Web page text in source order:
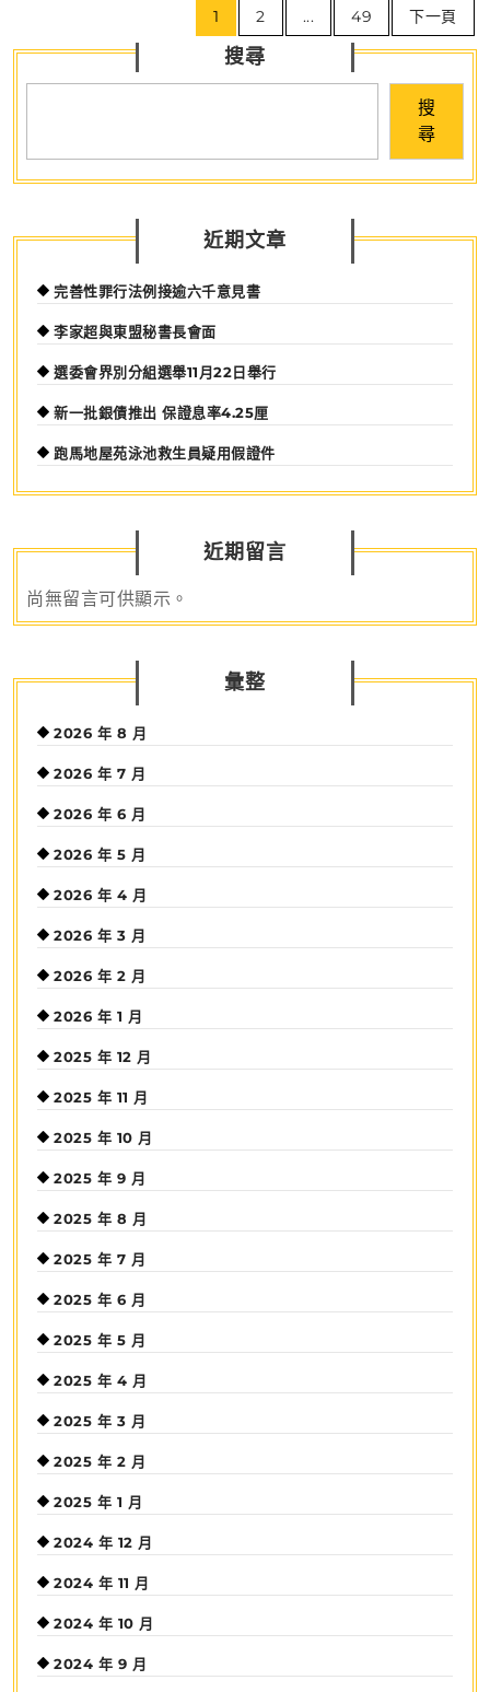
落
實
到
章
1 2 ... 49 下一頁
搜尋
搜
尋
近期文章
完善性罪行法例接逾六千意見書
李家超與東盟秘書長會面
選委會界別分組選舉11月22日舉行
新一批銀債推出 保證息率4.25厘
跑馬地屋苑泳池救生員疑用假證件
近期留言
尚無留言可供顯示。
彙整
2026 年 8 月
2026 年 7 月
2026 年 6 月
2026 年 5 月
2026 年 4 月
2026 年 3 月
2026 年 2 月
2026 年 1 月
2025 年 12 月
2025 年 11 月
2025 年 10 月
2025 年 9 月
2025 年 8 月
2025 年 7 月
2025 年 6 月
2025 年 5 月
2025 年 4 月
2025 年 3 月
2025 年 2 月
2025 年 1 月
2024 年 12 月
2024 年 11 月
2024 年 10 月
2024 年 9 月